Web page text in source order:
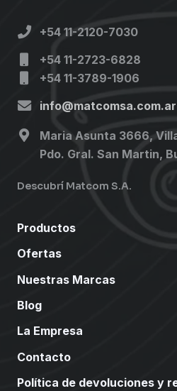
+54 11-2120-7030
+54 11-2723-6828
+54 11-3789-1906
info@matcomsa.com.ar
Maria Asunta 3666,
Pdo. Gral. San Martin,
Descubrí Matcom S.A.
Productos
Ofertas
Nuestras Marcas
Blog
La Empresa
Contacto
Política de devoluciones y